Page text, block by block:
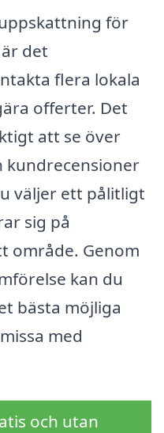
för
det
flera lokala
offerter. Det
att se över
kundrecensioner
väljer ett pålitligt
sig på
område. Genom
kan du
bästa möjliga
med
och utan